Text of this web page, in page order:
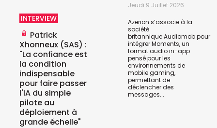
INTERVIEW
Patrick
Xhonneux (SAS) :
"La confiance est
la condition
indispensable
pour faire passer
l'IA du simple
pilote au
déploiement à
grande échelle"
Jeudi 9 Juillet 2026
Azerion s’associe à la
société
britanniqueAudiomobpour
intégrer Moments, un
format audio in-app
pensé pour les
environnements de
mobile gaming,
permettant de
déclencher des
messages...